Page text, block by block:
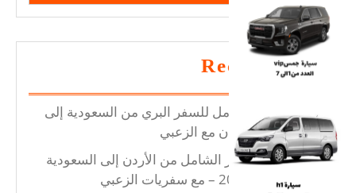
Recent Posts
دليلك الشامل للسفر البري من السعودية إلى
الأردن، سوريا ولبنان مع الزعبي
دليل السفر الشامل من الأردن إلى السعودية
ولبنان وسوريا 2025 – مع سفريات الزعبي